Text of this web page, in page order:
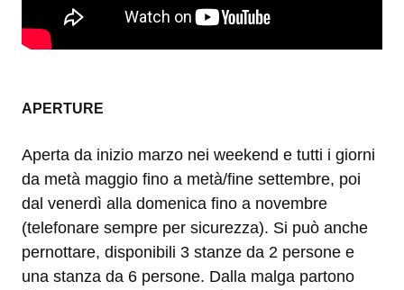
APERTURE
Aperta da inizio marzo nei weekend e tutti i giorni
da metà maggio fino a metà/fine settembre, poi
dal venerdì alla domenica fino a novembre
(telefonare sempre per sicurezza). Si può anche
pernottare, disponibili 3 stanze da 2 persone e
una stanza da 6 persone. Dalla malga partono